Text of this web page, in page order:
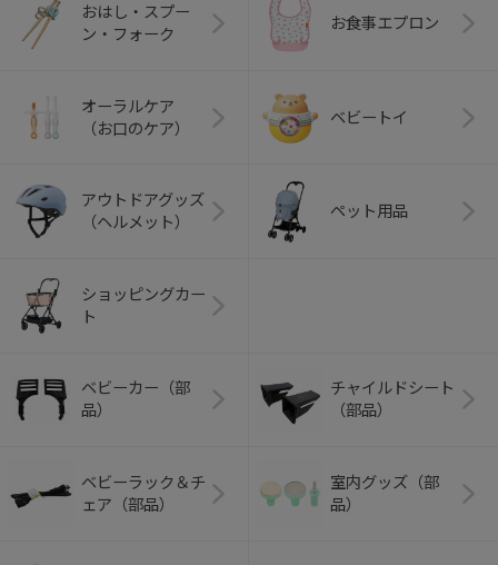
おはし・スプー
ン・フォーク
お食事エプロン
オーラルケア
（お口のケア）
ベビートイ
アウトドアグッズ
（ヘルメット）
ペット用品
ショッピングカー
ト
ベビーカー（部
品）
チャイルドシート
（部品）
ベビーラック＆チ
ェア（部品）
室内グッズ（部
品）